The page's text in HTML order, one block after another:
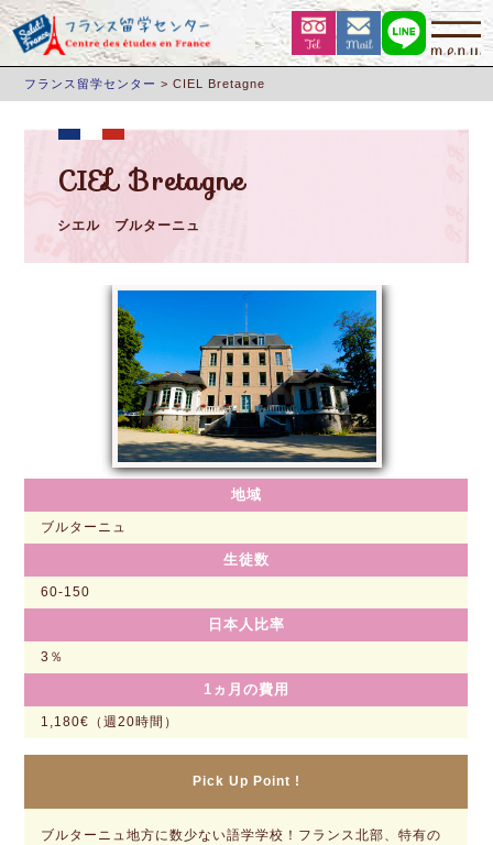
フランス留学センター >CIEL Bretagne
CIEL Bretagne
シエル ブルターニュ
地域
ブルターニュ
生徒数
60-150
日本人比率
3％
1ヵ月の費用
1,180€（週20時間）
Pick Up Point !
ブルターニュ地方に数少ない語学学校！フランス北部、特有の